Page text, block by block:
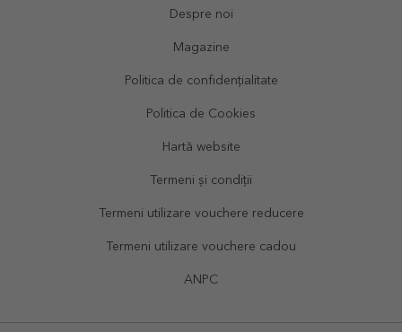
Despre noi
Magazine
Politica de confidențialitate
Politica de Cookies
Hartă website
Termeni și condiții
Termeni utilizare vouchere reducere
Termeni utilizare vouchere cadou
ANPC